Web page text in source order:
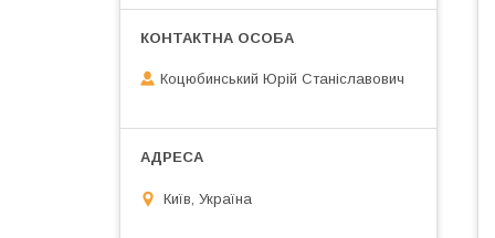
Коцюбинський Юрій Станіславович
Київ, Україна